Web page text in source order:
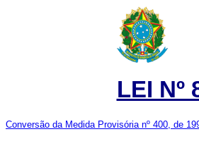
LEI Nº
Conversão da Medida Provisória nº 400, de